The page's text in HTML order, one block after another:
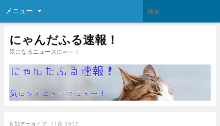
メニュー
にゃんだふる速報！
気になるニュースにゃ～！
月別アーカイブ: 11月 2017